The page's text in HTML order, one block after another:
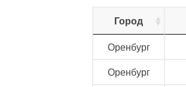
Город
Оренбург
Оренбург